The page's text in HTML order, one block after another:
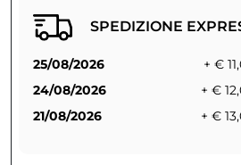
SPEDIZIONE
25/08/2026
+ €
24/08/2026
+ €
21/08/2026
+ €